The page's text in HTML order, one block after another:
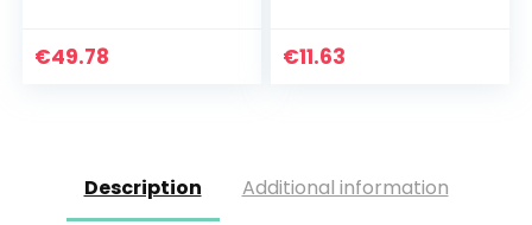
Rits Hooded
€49.78
hoofdband romper
€11.63
Description Additional information